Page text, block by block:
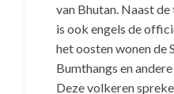
van Bhutan. Naast
is ook engels de
het oosten wonen de
Bumthangs en
Deze volkeren